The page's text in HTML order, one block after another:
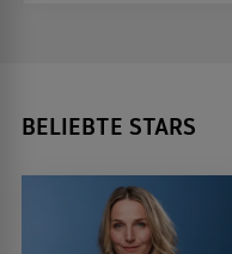
BELIEBTE STARS